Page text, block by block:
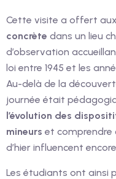
Cette visite a offert
concrète dans un lieu
d’observation
loi entre 1945 et les
Au-delà de la
journée était
l’évolution des
mineurs et comprendre
d’hier influencent
Les étudiants ont ainsi